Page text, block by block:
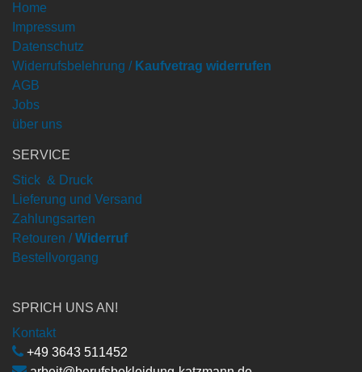
Home
Impressum
Datenschutz
Widerrufsbelehrung / Kaufvetrag widerrufen
AGB
Jobs
über uns
SERVICE
Stick & Druck
Lieferung und Versand
Zahlungsarten
Retouren / Widerruf
Bestellvorgang
SPRICH UNS AN!
Kontakt
+49 3643 511452